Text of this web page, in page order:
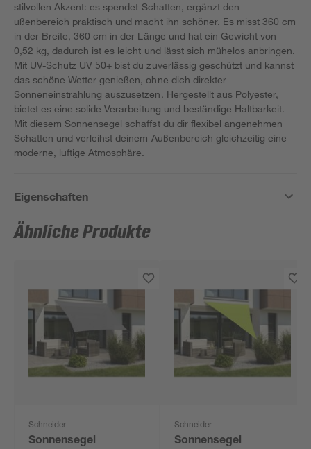
stilvollen Akzent: es spendet Schatten, ergänzt den
ußenbereich praktisch und macht ihn schöner. Es misst 360 cm
in der Breite, 360 cm in der Länge und hat ein Gewicht von
0,52 kg, dadurch ist es leicht und lässt sich mühelos anbringen.
Mit UV-Schutz UV 50+ bist du zuverlässig geschützt und kannst
das schöne Wetter genießen, ohne dich direkter
Sonneneinstrahlung auszusetzen. Hergestellt aus Polyester,
bietet es eine solide Verarbeitung und beständige Haltbarkeit.
Mit diesem Sonnensegel schaffst du dir flexibel angenehmen
Schatten und verleihst deinem Außenbereich gleichzeitig eine
moderne, luftige Atmosphäre.
Eigenschaften
Ähnliche Produkte
Schneider
Sonnensegel
Schneider
Sonnensegel